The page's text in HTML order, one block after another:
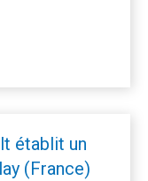
établit un
(France)